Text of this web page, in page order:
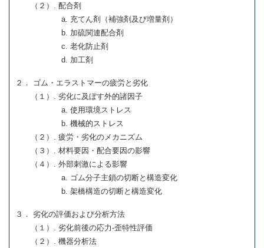
（２）. 配合剤
a. 充てん剤（補強剤及び増量剤）
b. 加硫関連配合剤
c. 老化防止剤
d. 加工剤
２． ゴム・エラストマーの疲労と劣化
（１）. 劣化に及ぼす外的諸因子
a. 使用環境ストレス
b. 機械的ストレス
（２）. 疲労・劣化のメカニズム
（３）. 材料要因・配合要因の影響
（４）. 外部刺激による影響
a. ゴム分子主鎖の切断と構造変化
b. 架橋構造の切断と構造変化
３． 劣化の評価および分析方法
（１）. 劣化前後の応力-歪特性評価
（２）. 機器分析法